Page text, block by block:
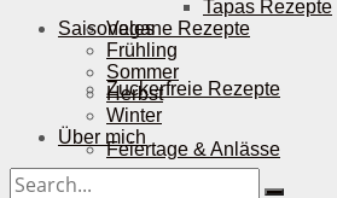
Vegane Rezepte
Zuckerfreie Rezepte
Feiertage & Anlässe
Tapas Rezepte
Saisonales
Frühling
Sommer
Herbst
Winter
Über mich